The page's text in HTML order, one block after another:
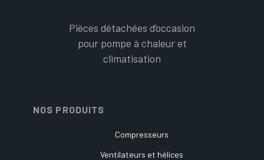
Pièces détachées d’occasion
pour pompe à chaleur et
climatisation
NOS PRODUITS
Compresseurs
Ventilateurs et hélices